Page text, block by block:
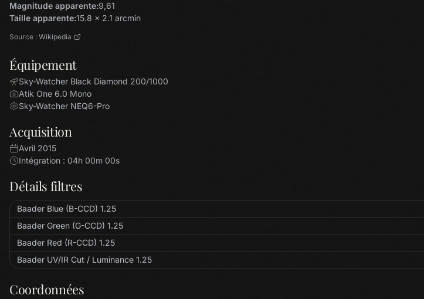
Magnitude apparente:9,61
Taille apparente:15.8 x 2.1 arcmin
Source : Wikipedia
Équipement
Sky-Watcher Black Diamond 200/1000
Atik One 6.0 Mono
Sky-Watcher NEQ6-Pro
Acquisition
Avril 2015
Intégration : 04h 00m 00s
Détails filtres
Baader Blue (B-CCD) 1.25
Baader Green (G-CCD) 1.25
Baader Red (R-CCD) 1.25
Baader UV/IR Cut / Luminance 1.25
Coordonnées